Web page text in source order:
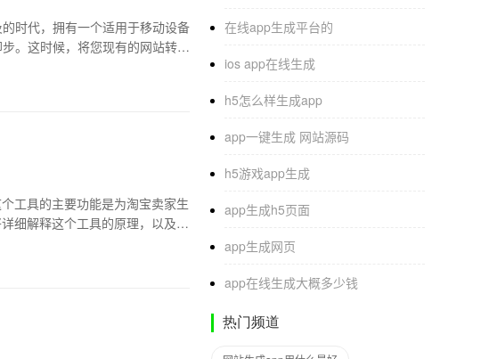
时代，拥有一个适用于移动设备
。这时候，将您现有的网站转换
工具的主要功能是为淘宝卖家生
细解释这个工具的原理，以及如
在线app生成平台的
ios app在线生成
h5怎么样生成app
app一键生成 网站源码
h5游戏app生成
app生成h5页面
app生成网页
app在线生成大概多少钱
热门频道